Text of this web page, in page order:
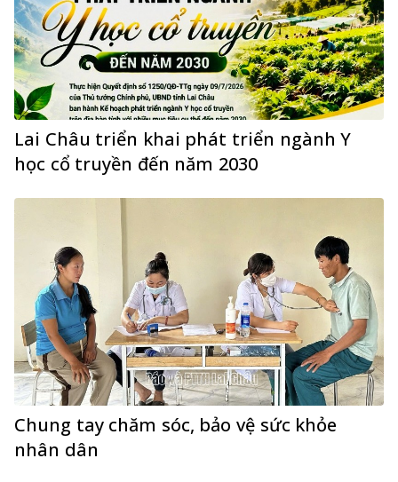
Lai Châu triển khai phát triển ngành Y
học cổ truyền đến năm 2030
Chung tay chăm sóc, bảo vệ sức khỏe
nhân dân